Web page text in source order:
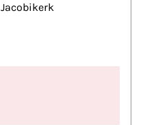
Jacobikerk